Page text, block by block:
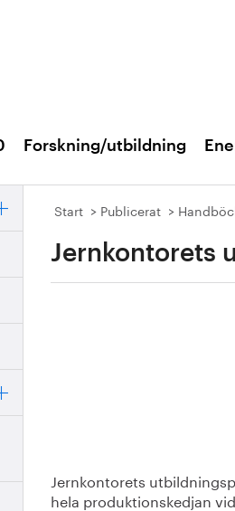
Forskning/utbildning
Start Publicerat
Jernkontorets
Jernkontorets
hela produktionskedjan